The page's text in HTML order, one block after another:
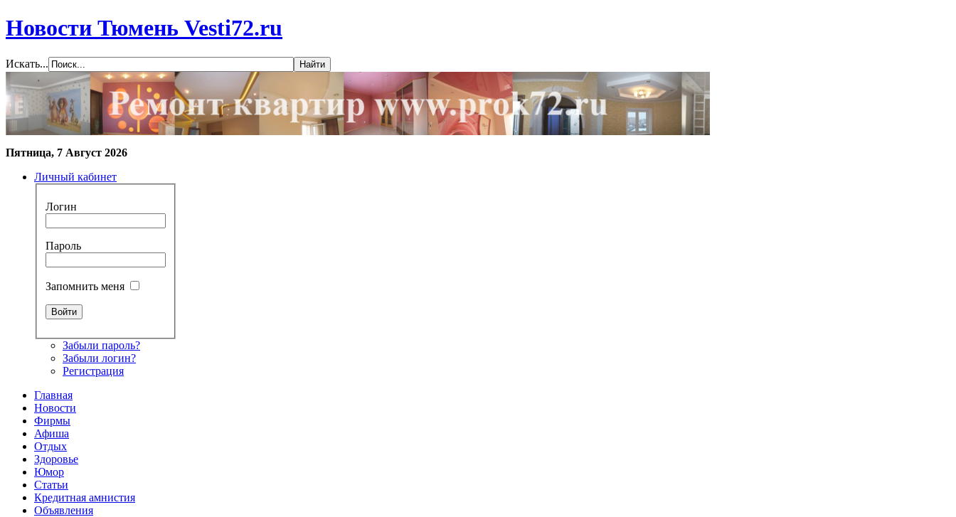
Новости Тюмень Vesti72.ru
Искать...
Пятница, 7 Август 2026
Личный кабинет
Логин
Пароль
Запомнить меня
Забыли пароль?
Забыли логин?
Регистрация
Главная
Новости
Фирмы
Афиша
Отдых
Здоровье
Юмор
Статьи
Кредитная амнистия
Объявления